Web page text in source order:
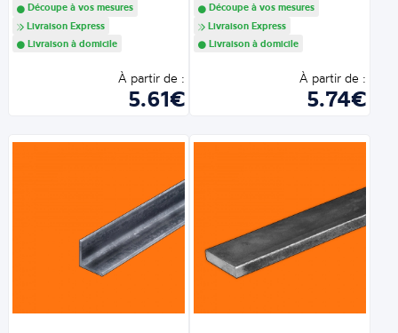
Découpe à vos mesures
Livraison Express
Livraison à domicile
À partir de :
5.61€
Découpe à vos mesures
Livraison Express
Livraison à domicile
À partir de :
5.74€